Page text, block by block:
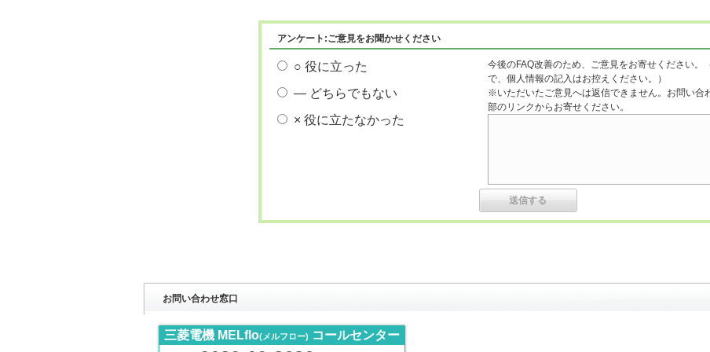
アンケート:ご意見をお聞かせください
○ 役に立った
― どちらでもない
× 役に立たなかった
今後のFAQ改善のため、ご意見をお寄せください。
で、個人情報の記入はお控えください。）
※いただいたご意見へは返信できません。お問い合
部のリンクからお寄せください。
お問い合わせ窓口
三菱電機 MELflo(メルフロー) コールセンター